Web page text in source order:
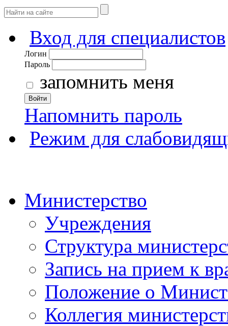
Вход для специалистов
Логин
Пароль
запомнить меня
Войти
Напомнить пароль
Режим для
Министерство
Учреждения
Структура
Запись на прием к
Положение о
Коллегия